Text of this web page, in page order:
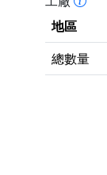
地區
總數量